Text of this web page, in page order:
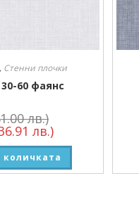
Стенни плочки
60 фаянс
лв.)
лв.)
количката